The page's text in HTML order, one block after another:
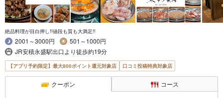
絶品料理が目白押し!!値段も質も大満足!!
2001～3000円
501～1000円
JR安積永盛駅出口より徒歩約19分
【アプリ予約限定】最大800ポイント還元対象店 口コミ投稿特典対象店
クーポン コース